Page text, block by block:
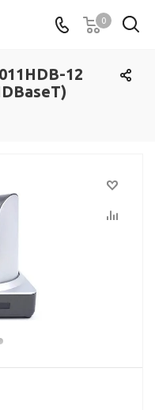
0
12